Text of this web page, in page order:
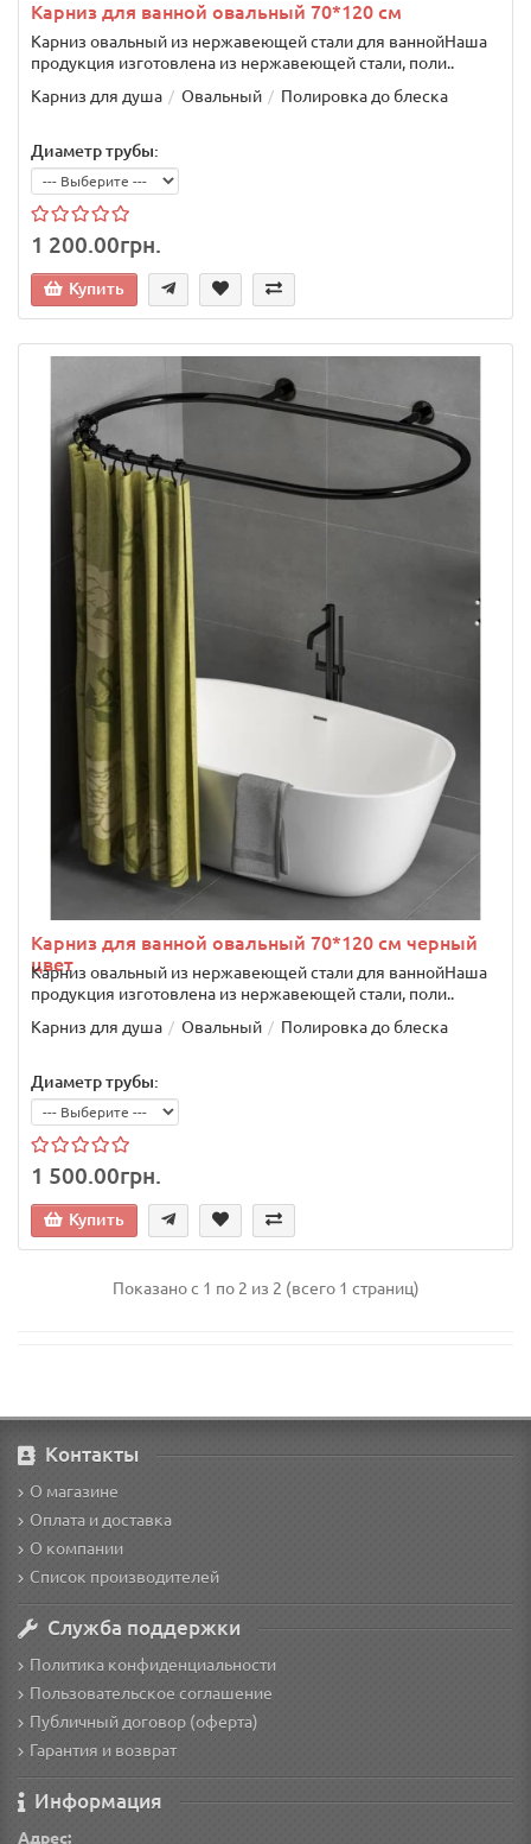
Карниз для ванной овальный 70*120 см
Карниз овальный из нержавеющей стали для ваннойНаша
продукция изготовлена из нержавеющей стали, поли..
Карниз для душа
Овальный Полировка до блеска
Диаметр трубы:
1 200.00грн.
Купить
Карниз для ванной овальный 70*120 см черный
цвет
Карниз овальный из нержавеющей стали для ваннойНаша
продукция изготовлена из нержавеющей стали, поли..
Карниз для душа
Овальный Полировка до блеска
Диаметр трубы:
1 500.00грн.
Купить
Показано с 1 по 2 из 2 (всего 1 страниц)
Контакты
О магазине
Оплата и доставка
О компании
Список производителей
Служба поддержки
Политика конфиденциальности
Пользовательское соглашение
Публичный договор (оферта)
Гарантия и возврат
Информация
Адрес: